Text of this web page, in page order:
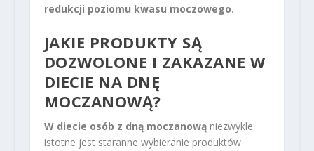
redukcji poziomu kwasu moczowego.
JAKIE PRODUKTY SĄ
DOZWOLONE I ZAKAZANE W
DIECIE NA DNĘ
MOCZANOWĄ?
W diecie osób z dną moczanowąniezwykle
istotne jest staranne wybieranie produktów